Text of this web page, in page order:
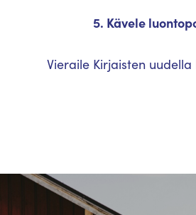
5. Kävele
Vieraile Kirjaisten